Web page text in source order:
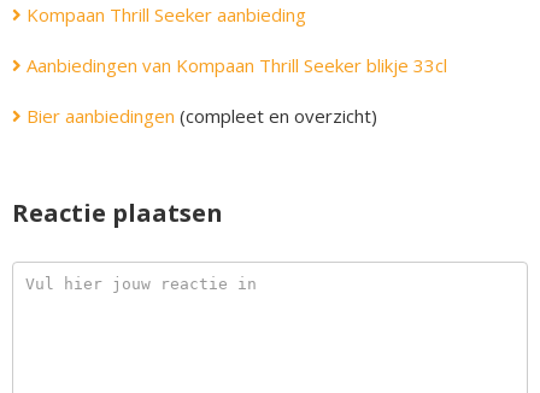
Kompaan Thrill Seeker aanbieding
Aanbiedingen van Kompaan Thrill Seeker blikje 33cl
Bier aanbiedingen (compleet en overzicht)
Reactie plaatsen